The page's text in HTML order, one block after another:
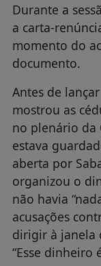
Durante a
a carta-
momento do
documento.
Antes de
mostrou as
no plenário da
estava
aberta por
organizou o
não havia
acusações
dirigir à janela
“Esse dinheiro